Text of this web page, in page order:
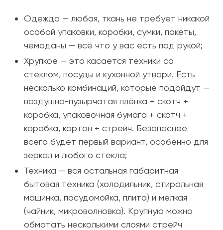
Одежда — любая, ткань не требует никакой
особой упаковки, коробки, сумки, пакеты,
чемоданы — всё что у вас есть под рукой;
Хрупкое — это касается техники со
стеклом, посуды и кухонной утвари. Есть
несколько комбинаций, которые подойдут —
воздушно-пузырчатая плёнка + скотч +
коробка, упаковочная бумага + скотч +
коробка, картон + стрейч. Безопаснее
всего будет первый вариант, особенно для
зеркал и любого стекла;
Техника — вся остальная габаритная
бытовая техника (холодильник, стиральная
машинка, посудомойка, плита) и мелкая
(чайник, микроволновка). Крупную можно
обмотать несколькими слоями стрейч